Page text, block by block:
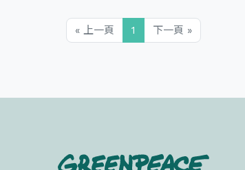
« 上一頁 1 下一頁 »